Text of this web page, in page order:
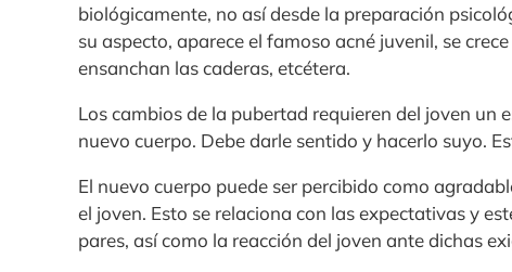
biológicamente, no así desde la preparación
su aspecto, aparece el famoso acné juvenil, se
ensanchan las caderas, etcétera.
Los cambios de la pubertad requieren del joven un
nuevo cuerpo. Debe darle sentido y hacerlo suyo.
El nuevo cuerpo puede ser percibido como
el joven. Esto se relaciona con las expectativas y
pares, así como la reacción del joven ante dichas